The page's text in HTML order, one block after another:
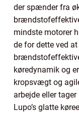
der spænder fra
mindste motorer
de for dette ved
køredynamik og
kropsvægt og
arbejde eller
Lupo’s glatte